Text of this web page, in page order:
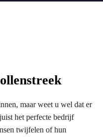
maar weet u wel dat er
het perfecte bedrijf
twijfelen of hun